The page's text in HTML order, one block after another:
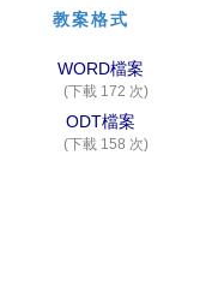
教案格式
WORD檔案
(下載 172 次)
ODT檔案
(下載 158 次)